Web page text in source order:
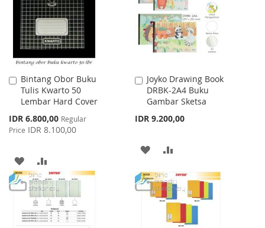
LIST
LIST
Bintang Obor Buku
Tulis Kwarto 50
Lembar Hard Cover
Special
Price
IDR 6.800,00 Regular
Price IDR 8.100,00
Add
to
Cart
ADD
TO
WISH
LIST
TO
COMPARE
Joyko Drawing Book
DRBK-2A4 Buku
Gambar Sketsa
IDR 9.200,00
Add
to
Cart
ADD
TO
WISH
LIST
COMPARE